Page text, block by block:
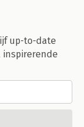
up-to-date
inspirerende